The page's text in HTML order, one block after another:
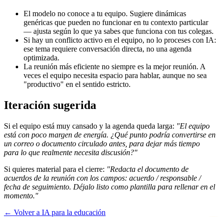
El modelo no conoce a tu equipo. Sugiere dinámicas
genéricas que pueden no funcionar en tu contexto particular
— ajusta según lo que ya sabes que funciona con tus colegas.
Si hay un conflicto activo en el equipo, no lo proceses con IA:
ese tema requiere conversación directa, no una agenda
optimizada.
La reunión más eficiente no siempre es la mejor reunión. A
veces el equipo necesita espacio para hablar, aunque no sea
"productivo" en el sentido estricto.
Iteración sugerida
Si el equipo está muy cansado y la agenda queda larga: "El equipo
está con poco margen de energía. ¿Qué punto podría convertirse en
un correo o documento circulado antes, para dejar más tiempo
para lo que realmente necesita discusión?"
Si quieres material para el cierre: "Redacta el documento de
acuerdos de la reunión con los campos: acuerdo / responsable /
fecha de seguimiento. Déjalo listo como plantilla para rellenar en el
momento."
← Volver a IA para la educación